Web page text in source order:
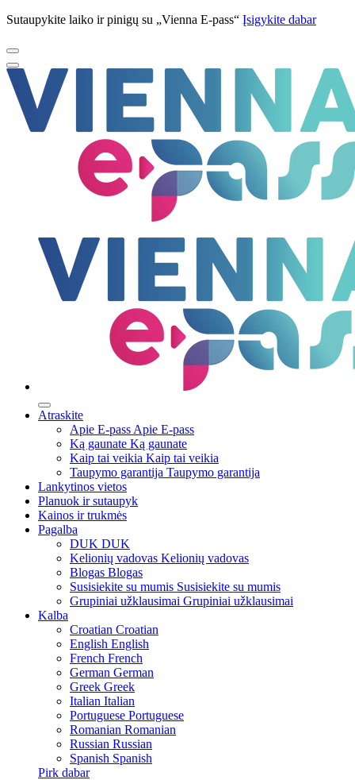
Sutaupykite laiko ir pinigų su „Vienna E-pass“ Įsigykite dabar
Atraskite
Apie E-pass Apie E-pass
Ką gaunate Ką gaunate
Kaip tai veikia Kaip tai veikia
Taupymo garantija Taupymo garantija
Lankytinos vietos
Planuok ir sutaupyk
Kainos ir trukmės
Pagalba
DUK DUK
Kelionių vadovas Kelionių vadovas
Blogas Blogas
Susisiekite su mumis Susisiekite su mumis
Grupiniai užklausimai Grupiniai užklausimai
Kalba
Croatian Croatian
English English
French French
German German
Greek Greek
Italian Italian
Portuguese Portuguese
Romanian Romanian
Russian Russian
Spanish Spanish
Pirk dabar